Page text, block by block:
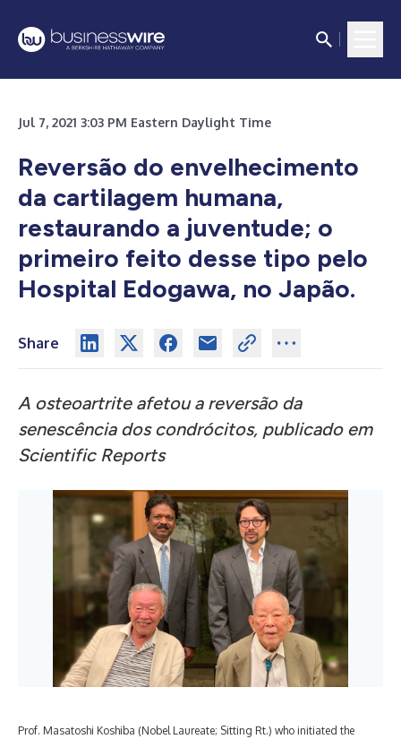
Jul 7, 2021 3:03 PM Eastern Daylight Time
Reversão do envelhecimento
da cartilagem humana,
restaurando a juventude; o
primeiro feito desse tipo pelo
Hospital Edogawa, no Japão.
Share
A osteoartrite afetou a reversão da
senescência dos condrócitos, publicado em
Scientific Reports
Prof. Masatoshi Koshiba (Nobel Laureate; Sitting Rt.) who initiated the